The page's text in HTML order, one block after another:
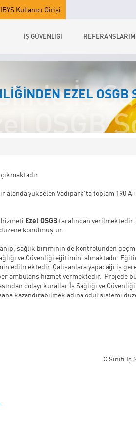
Kullanıcı Girişi
İŞ GÜVENLİĞİ
EZEL OSGB
İş
OSGB
yükselen Vadipark’ta toplam 190
hizmeti Ezel OSGBtarafından verilmektedir.
konulmuştur.
sağlık biriminin de kontrolünden
ve Güvenliği eğitimini almaktadır.
edilmektedir. Çalışanlara yapacağı iş
ambulans hizmet vermektedir. Projede
dolayı kurallar İş Sağlığı ve
kazandırabilmek adına ödül sistemi
C Sınıfı